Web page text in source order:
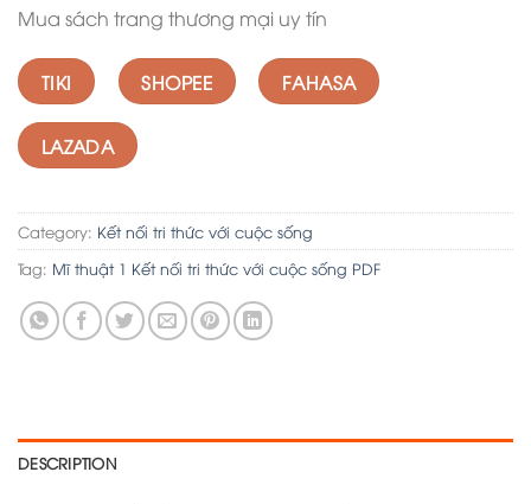
Mua sách trang thương mại uy tín
TIKI SHOPEE FAHASA
LAZADA
Category: Kết nối tri thức với cuộc sống
Tag: Mĩ thuật 1 Kết nối tri thức với cuộc sống PDF
DESCRIPTION